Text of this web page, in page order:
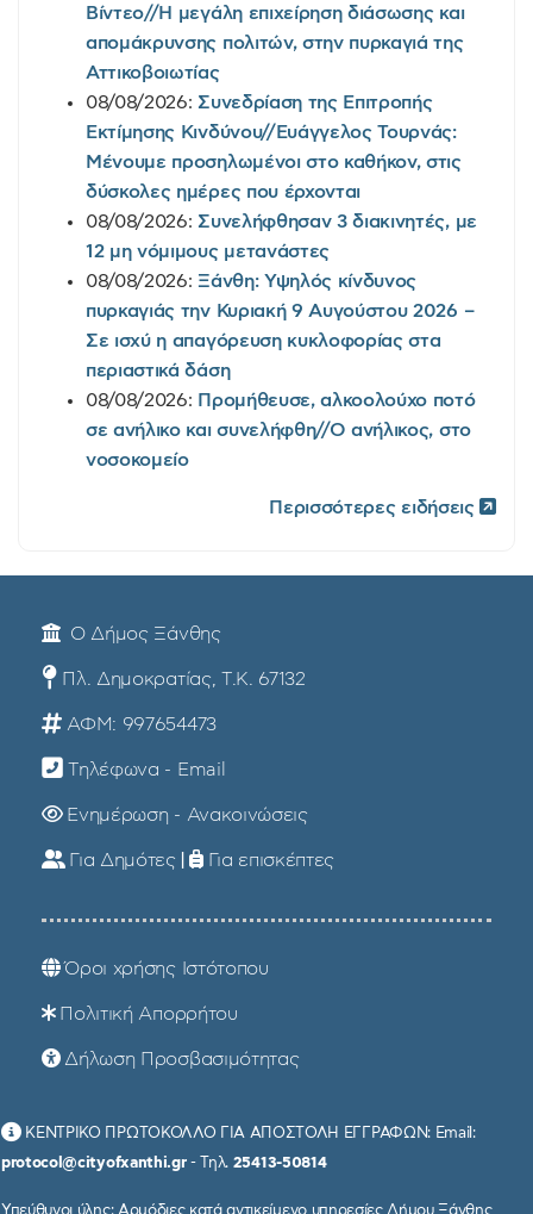
Βίντεο//Η μεγάλη επιχείρηση διάσωσης και
απομάκρυνσης πολιτών, στην πυρκαγιά της
Αττικοβοιωτίας
08/08/2026: Συνεδρίαση της Επιτροπής
Εκτίμησης Κινδύνου//Ευάγγελος Τουρνάς:
Μένουμε προσηλωμένοι στο καθήκον, στις
δύσκολες ημέρες που έρχονται
08/08/2026: Συνελήφθησαν 3 διακινητές, με
12 μη νόμιμους μετανάστες
08/08/2026: Ξάνθη: Υψηλός κίνδυνος
πυρκαγιάς την Κυριακή 9 Αυγούστου 2026 –
Σε ισχύ η απαγόρευση κυκλοφορίας στα
περιαστικά δάση
08/08/2026: Προμήθευσε, αλκοολούχο ποτό
σε ανήλικο και συνελήφθη//Ο ανήλικος, στο
νοσοκομείο
Περισσότερες ειδήσεις
Ο Δήμος Ξάνθης
Πλ. Δημοκρατίας, Τ.Κ. 67132
ΑΦΜ: 997654473
Τηλέφωνα - Email
Ενημέρωση - Ανακοινώσεις
Για Δημότες | Για επισκέπτες
Όροι χρήσης Ιστότοπου
Πολιτική Απορρήτου
Δήλωση Προσβασιμότητας
ΚΕΝΤΡΙΚΟ ΠΡΩΤΟΚΟΛΛΟ ΓΙΑ ΑΠΟΣΤΟΛΗ ΕΓΓΡΑΦΩΝ: Email:
protocol@cityofxanthi.gr- Τηλ. 25413-50814
Υπεύθυνοι ύλης: Αρμόδιες κατά αντικείμενο υπηρεσίες Δήμου Ξάνθης